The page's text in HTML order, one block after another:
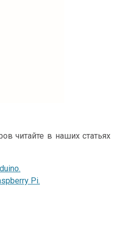
читайте в наших статьях
Pi.